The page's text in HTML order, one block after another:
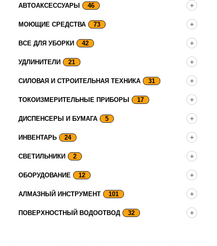
АВТОАКСЕССУАРЫ 46
МОЮЩИЕ СРЕДСТВА 73
ВСЕ ДЛЯ УБОРКИ 42
УДЛИНИТЕЛИ 21
СИЛОВАЯ И СТРОИТЕЛЬНАЯ ТЕХНИКА 31
ТОКОИЗМЕРИТЕЛЬНЫЕ ПРИБОРЫ 17
ДИСПЕНСЕРЫ И БУМАГА 5
ИНВЕНТАРЬ 24
СВЕТИЛЬНИКИ 2
ОБОРУДОВАНИЕ 12
АЛМАЗНЫЙ ИНСТРУМЕНТ 101
ПОВЕРХНОСТНЫЙ ВОДООТВОД 32